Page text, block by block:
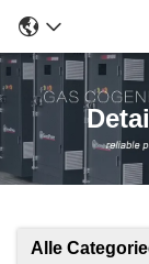
Alle